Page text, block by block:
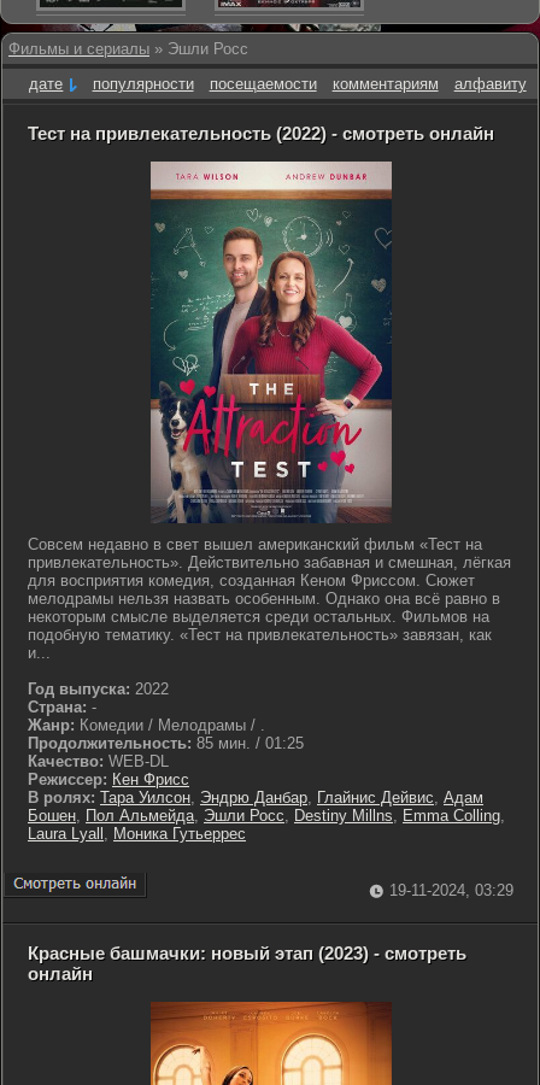
Фильмы и сериалы » Эшли Росс
дате
популярности посещаемости комментариям алфавиту
Тест на привлекательность (2022) - смотреть онлайн
Совсем недавно в свет вышел американский фильм «Тест на
привлекательность». Действительно забавная и смешная, лёгкая
для восприятия комедия, созданная Кеном Фриссом. Сюжет
мелодрамы нельзя назвать особенным. Однако она всё равно в
некоторым смысле выделяется среди остальных. Фильмов на
подобную тематику. «Тест на привлекательность» завязан, как
и...
Год выпуска: 2022
Страна: -
Жанр: Комедии / Мелодрамы / .
Продолжительность: 85 мин. / 01:25
Качество: WEB-DL
Режиссер: Кен Фрисс
В ролях: Тара Уилсон, Эндрю Данбар, Глайнис Дейвис, Адам
Бошен, Пол Альмейда, Эшли Росс, Destiny Millns, Emma Colling,
Laura Lyall , Моника Гутьеррес
19-11-2024, 03:29
Красные башмачки: новый этап (2023) - смотреть
онлайн